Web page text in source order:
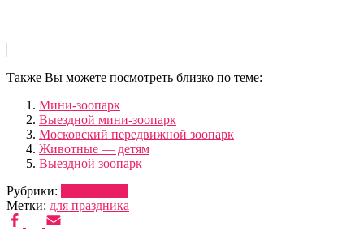
Также Вы можете посмотреть близко по теме:
Мини-зоопарк
Выездной мини-зоопарк
Московский передвижной зоопарк
Животные — детям
Выездной зоопарк
Рубрики:
Метки: для праздника